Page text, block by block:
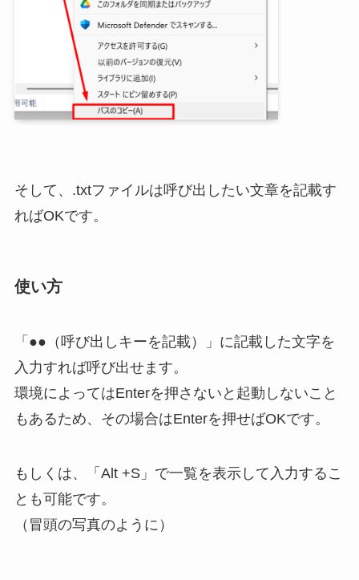
そして、.txtファイルは呼び出したい文章を記載す
ればOKです。
使い方
「●●（呼び出しキーを記載）」に記載した文字を
入力すれば呼び出せます。
環境によってはEnterを押さないと起動しないこと
もあるため、その場合はEnterを押せばOKです。
もしくは、「Alt +S」で一覧を表示して入力するこ
とも可能です。
（冒頭の写真のように）